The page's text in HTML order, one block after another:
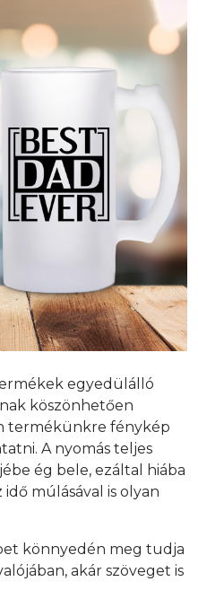
egyedülálló
köszönhetően
termékünkre fénykép
A nyomás teljes
ég bele, ezáltal hiába
múlásával is olyan
könnyedén meg tudja
akár szöveget is